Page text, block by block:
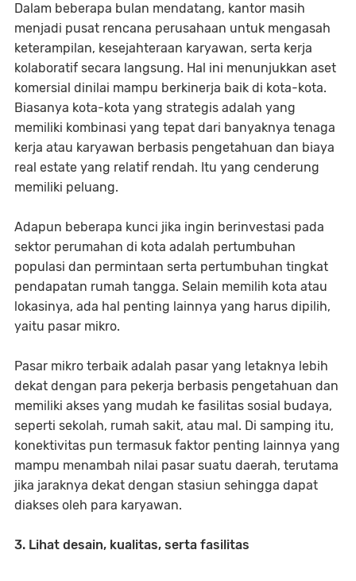
Dalam beberapa bulan mendatang, kantor masih
menjadi pusat rencana perusahaan untuk mengasah
keterampilan, kesejahteraan karyawan, serta kerja
kolaboratif secara langsung. Hal ini menunjukkan aset
komersial dinilai mampu berkinerja baik di kota-kota.
Biasanya kota-kota yang strategis adalah yang
memiliki kombinasi yang tepat dari banyaknya tenaga
kerja atau karyawan berbasis pengetahuan dan biaya
real estate yang relatif rendah. Itu yang cenderung
memiliki peluang.
Adapun beberapa kunci jika ingin berinvestasi pada
sektor perumahan di kota adalah pertumbuhan
populasi dan permintaan serta pertumbuhan tingkat
pendapatan rumah tangga. Selain memilih kota atau
lokasinya, ada hal penting lainnya yang harus dipilih,
yaitu pasar mikro.
Pasar mikro terbaik adalah pasar yang letaknya lebih
dekat dengan para pekerja berbasis pengetahuan dan
memiliki akses yang mudah ke fasilitas sosial budaya,
seperti sekolah, rumah sakit, atau mal. Di samping itu,
konektivitas pun termasuk faktor penting lainnya yang
mampu menambah nilai pasar suatu daerah, terutama
jika jaraknya dekat dengan stasiun sehingga dapat
diakses oleh para karyawan.
3. Lihat desain, kualitas, serta fasilitas